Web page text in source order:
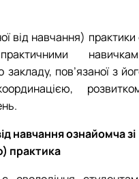
від навчання) практики
закладу, пов’язаної з
навчання ознайомча зі
практика